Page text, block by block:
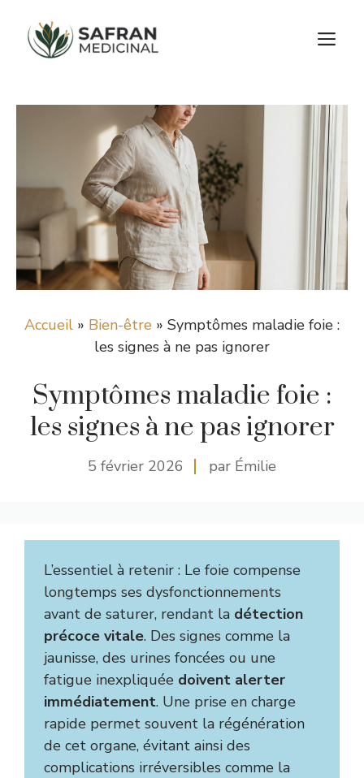
contenu
Accueil » Bien-être » Symptômes maladie foie :
les signes à ne pas ignorer
Symptômes maladie foie :
les signes à ne pas ignorer
5 février 2026 par Émilie
L’essentiel à retenir : Le foie compense
longtemps ses dysfonctionnements
avant de saturer, rendant la détection
précoce vitale. Des signes comme la
jaunisse, des urines foncées ou une
fatigue inexpliquée doivent alerter
immédiatement. Une prise en charge
rapide permet souvent la régénération
de cet organe, évitant ainsi des
complications irréversibles comme la